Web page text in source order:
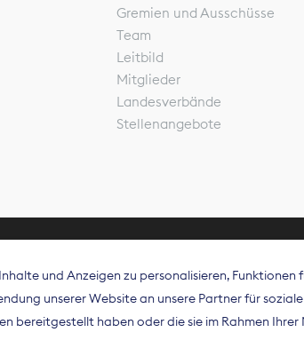
Gremien und Ausschüsse
Team
Leitbild
Mitglieder
Landesverbände
Stellenangebote
Der Bundesverband
Spitzenorganisation die
Deutschland und auf EU-
und Anzeigen zu personalisieren,
unserer Website an unsere Partner für
bereitgestellt haben oder die sie im Rahmen